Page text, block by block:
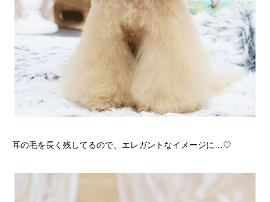
耳の毛を長く残してるので、エレガントなイメージに…♡